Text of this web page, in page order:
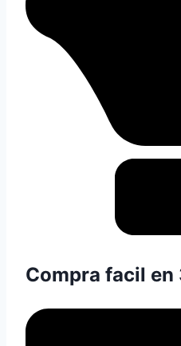
Compra facil en